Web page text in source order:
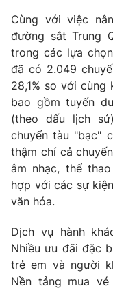
THỜI BÁO VTV
Theo dõi báo trên
Cơ quan chủ quản:
Cơ quan báo chí:Thời
Giấy phép hoạt động
cấp ngày 29/12/2023
Tổng Biên tập:Vũ
Phó Tổng Biên tập:
Nguyễn Trọng Ninh
Tổng đài VTV:024.38
Cùng với việc
đường sắt Trung
trong các lựa
đã có 2.049
28,1% so với
bao gồm tuyến
(theo dấu lịch
chuyến tàu "bạc"
thậm chí cả
âm nhạc, thể
hợp với các sự
văn hóa.
Dịch vụ hành
Nhiều ưu đãi đặc
trẻ em và người
Nền tảng mua